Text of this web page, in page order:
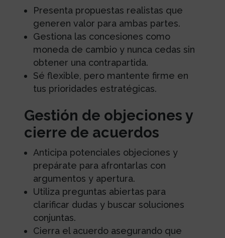
Presenta propuestas realistas que
generen valor para ambas partes.
Gestiona las concesiones como
moneda de cambio y nunca cedas sin
obtener una contrapartida.
Sé flexible, pero mantente firme en
tus prioridades estratégicas.
Gestión de objeciones y
cierre de acuerdos
Anticipa potenciales objeciones y
prepárate para afrontarlas con
argumentos y apertura.
Utiliza preguntas abiertas para
clarificar dudas y buscar soluciones
conjuntas.
Cierra el acuerdo asegurando que